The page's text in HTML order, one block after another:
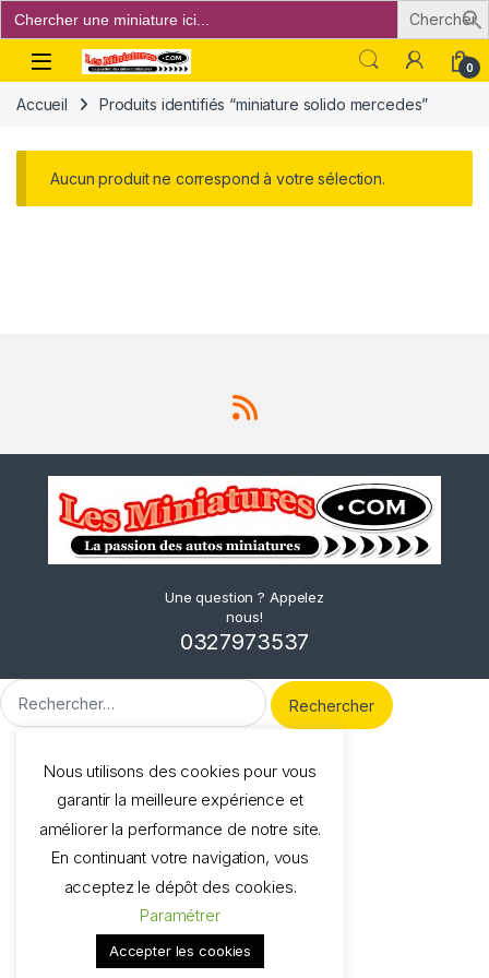
Search
for:
Open 0
Accueil Produits identifiés “miniature solido mercedes”
Aucun produit ne correspond à votre sélection.
Une question ? Appelez
nous!
0327973537
Nous utilisons des cookies pour vous
garantir la meilleure expérience et
améliorer la performance de notre site.
En continuant votre navigation, vous
acceptez le dépôt des cookies.
Paramétrer
Accepter les cookies
Rechercher :